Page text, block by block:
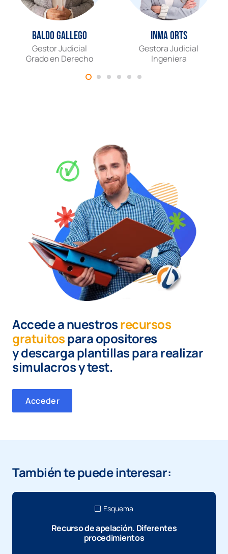
Baldo Gallego
Gestor Judicial
Grado en Derecho
Inma Orts
Gestora Judicial
Ingeniera
Accede a nuestrosrecursos
gratuitospara opositores
ydescarga plantillas para realizar
simulacros y test.
Acceder
También te puede interesar:
Esquema
Recurso de apelación. Diferentes
procedimientos